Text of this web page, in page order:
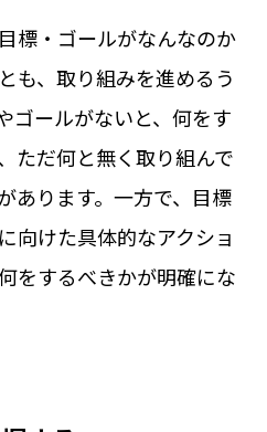
標・ゴールがなんなのか
も、取り組みを進めるう
ゴールがないと、何をす
ただ何と無く取り組んで
あります。一方で、目標
向けた具体的なアクショ
をするべきかが明確にな